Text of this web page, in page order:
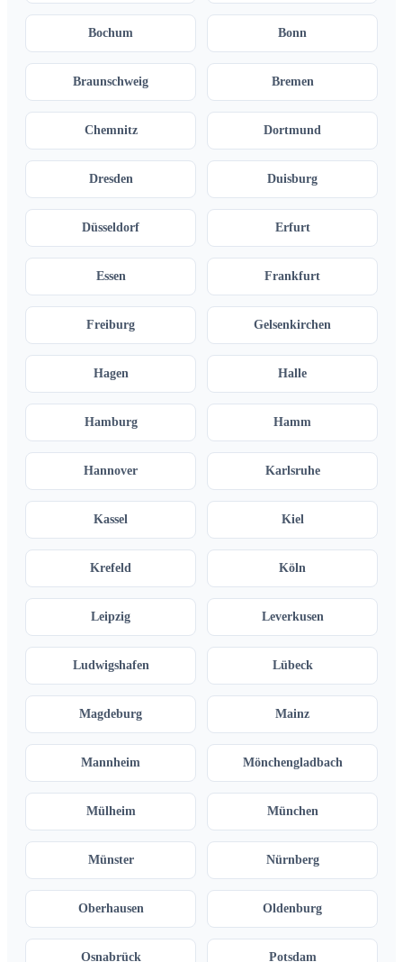
Bochum Bonn
Braunschweig Bremen
Chemnitz Dortmund
Dresden Duisburg
Düsseldorf Erfurt
Essen Frankfurt
Freiburg Gelsenkirchen
Hagen Halle
Hamburg Hamm
Hannover Karlsruhe
Kassel Kiel
Krefeld Köln
Leipzig Leverkusen
Ludwigshafen Lübeck
Magdeburg Mainz
Mannheim Mönchengladbach
Mülheim München
Münster Nürnberg
Oberhausen Oldenburg
Osnabrück Potsdam